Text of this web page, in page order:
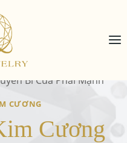
/Nhẫn Nam Kim
Bí Của Phái Mạnh
CƯƠNG
Cương